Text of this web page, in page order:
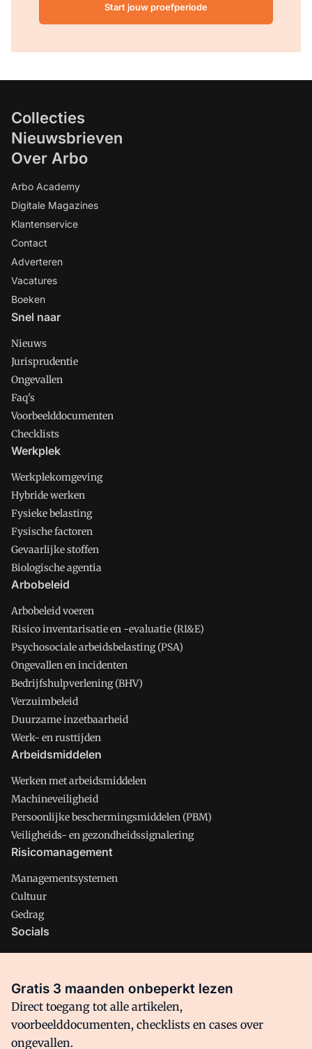
Start jouw proefperiode
Collecties
Nieuwsbrieven
Over Arbo
Arbo Academy
Digitale Magazines
Klantenservice
Contact
Adverteren
Vacatures
Boeken
Snel naar
Nieuws
Jurisprudentie
Ongevallen
Faq's
Voorbeelddocumenten
Checklists
Werkplek
Werkplekomgeving
Hybride werken
Fysieke belasting
Fysische factoren
Gevaarlijke stoffen
Biologische agentia
Arbobeleid
Arbobeleid voeren
Risico inventarisatie en -evaluatie (RI&E)
Psychosociale arbeidsbelasting (PSA)
Ongevallen en incidenten
Bedrijfshulpverlening (BHV)
Verzuimbeleid
Duurzame inzetbaarheid
Werk- en rusttijden
Arbeidsmiddelen
Werken met arbeidsmiddelen
Machineveiligheid
Persoonlijke beschermingsmiddelen (PBM)
Veiligheids- en gezondheidssignalering
Risicomanagement
Managementsystemen
Cultuur
Gedrag
Socials
Facebook
Gratis 3 maanden onbeperkt lezen
Direct toegang tot alle artikelen,
voorbeelddocumenten, checklists en cases over
ongevallen.